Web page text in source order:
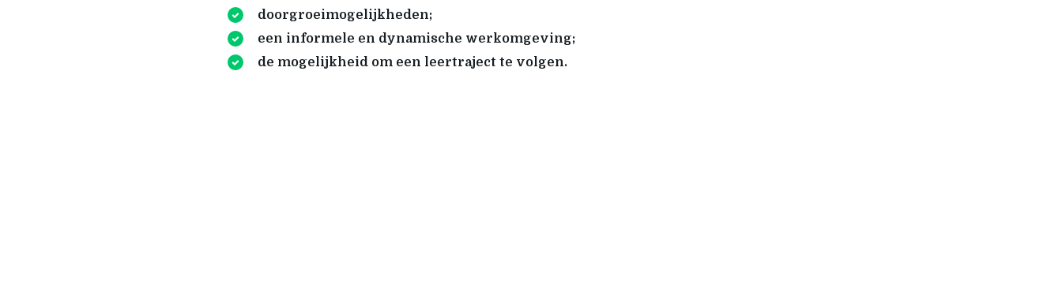
doorgroeimogelijkheden;
een informele en dynamische werkomgeving;
de mogelijkheid om een leertraject te volgen.